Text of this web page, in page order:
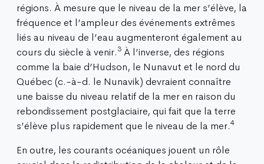
régions. À mesure que le niveau de la mer s’élève, la
fréquence et l’ampleur des événements extrêmes
liés au niveau de l’eau augmenteront également au
cours du siècle à venir.3 À l’inverse, des régions
comme la baie d’Hudson, le Nunavut et le nord du
Québec (c.-à-d. le Nunavik) devraient connaître
une baisse du niveau relatif de la mer en raison du
rebondissement postglaciaire, qui fait que la terre
s’élève plus rapidement que le niveau de la mer.4
En outre, les courants océaniques jouent un rôle